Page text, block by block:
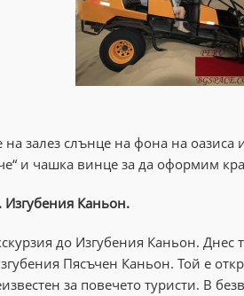
залез слънце на фона на оазиса
и чашка винце за да оформим
Каньон.
до Изгубения Каньон. Днес
Пясъчен Каньон. Той е
за повечето туристи. В